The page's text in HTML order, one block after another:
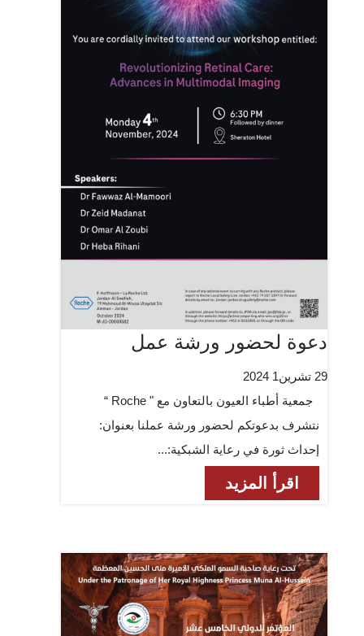
دعوة لحضور ورشة عمل
29 تشرين1 2024
جمعية أطباء العيون بالتعاون مع " Roche “
نتشرف بدعوتكم لحضور ورشة عملنا بعنوان:
إحداث ثورة في رعاية الشبكية:...
اقرأ المزيد